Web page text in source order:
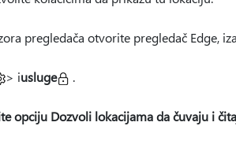
pregledača otvorite pregledač Edge,
> iusluge .
opciju Dozvoli lokacijama da čuvaju i